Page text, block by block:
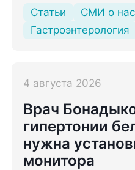
Статьи
СМИ о нас
Гастроэнтерология
4 августа 2026
Врач
гипертонии
нужна
монитора